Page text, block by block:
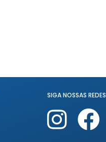
SIGA NOSSAS REDES